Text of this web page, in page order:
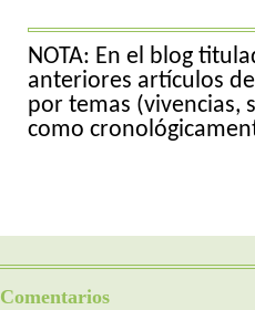
NOTA: En el blog
anteriores artículos
por temas (vivencias,
como
Comentarios